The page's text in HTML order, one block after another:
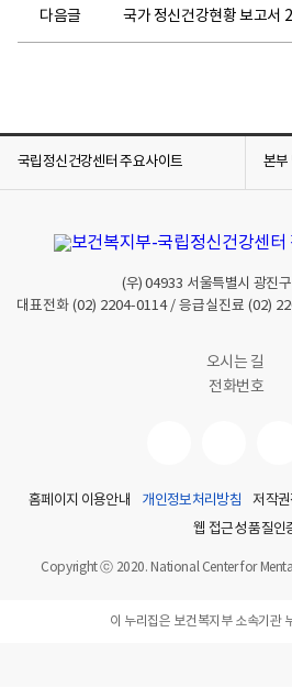
다음글 국가 정신건강현황 보고서
국립정신건강센터 주요사이트 본부
(우)04933 서울특별시 광진
대표전화 (02) 2204-0114/ 응급실진료 (02)
오시는 길
전화번호
홈페이지 이용안내 개인정보처리방침 저작
웹 접근성 품질인
Copyright ⓒ 2020. National Center for
이 누리집은 보건복지부 소속기관